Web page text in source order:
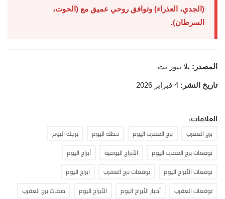
(الجدي، العذراء) وتوافق روحي عميق مع (الحوت،
السرطان).
المصدر: يلا نيوز نت
تاريخ النشر:
العلامات:
برج العقرب برج العقرب اليوم حظك اليوم
برجك اليوم
توقعات برج العقرب اليوم
الأبراج اليومية
أبراج اليوم
توقعات الأبراج اليوم
توقعات برج العقرب
ابراج اليوم
توقعات العقرب
أخبار الأبراج اليوم الأبراج اليوم صفات برج العقرب